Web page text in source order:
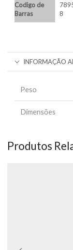
Codigo de
Barras
8
INFORMAÇÃO
Peso
Dimensões
Produtos